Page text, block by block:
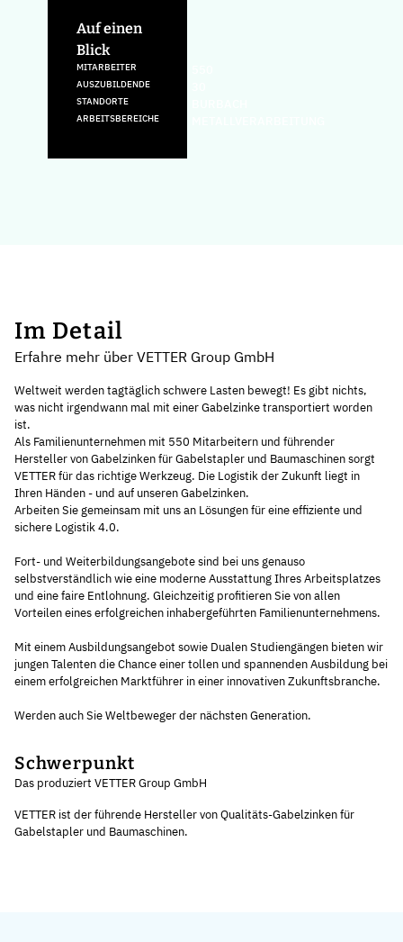
Auf einen
Blick
MITARBEITER
AUSZUBILDENDE
STANDORTE
ARBEITSBEREICHE
Im Detail
Erfahre mehr über VETTER Group GmbH
Weltweit werden tagtäglich schwere Lasten bewegt! Es gibt nichts,
was nicht irgendwann mal mit einer Gabelzinke transportiert worden
ist.
Als Familienunternehmen mit 550 Mitarbeitern und führender
Hersteller von Gabelzinken für Gabelstapler und Baumaschinen sorgt
VETTER für das richtige Werkzeug. Die Logistik der Zukunft liegt in
Ihren Händen - und auf unseren Gabelzinken.
Arbeiten Sie gemeinsam mit uns an Lösungen für eine effiziente und
sichere Logistik 4.0.
Fort- und Weiterbildungsangebote sind bei uns genauso
selbstverständlich wie eine moderne Ausstattung Ihres Arbeitsplatzes
und eine faire Entlohnung. Gleichzeitig profitieren Sie von allen
Vorteilen eines erfolgreichen inhabergeführten Familienunternehmens.
Mit einem Ausbildungsangebot sowie Dualen Studiengängen bieten wir
jungen Talenten die Chance einer tollen und spannenden Ausbildung bei
einem erfolgreichen Marktführer in einer innovativen Zukunftsbranche.
Werden auch Sie Weltbeweger der nächsten Generation.
Schwerpunkt
Das produziert VETTER Group GmbH
VETTER ist der führende Hersteller von Qualitäts-Gabelzinken für
Gabelstapler und Baumaschinen.